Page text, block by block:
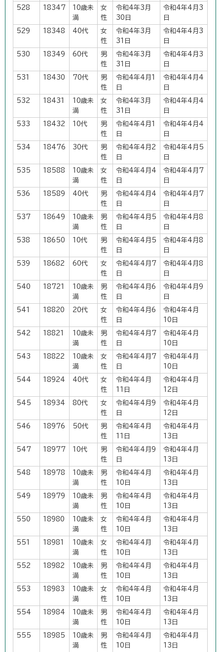
528 18347
10歳未
満
女
性
令和4年3月
30日
令和4年4月3
日
529 18348 40代
女
性
令和4年3月
31日
令和4年4月3
日
530 18349 60代
男
性
令和4年3月
31日
令和4年4月3
日
531 18430 70代
男
性
令和4年4月1
日
令和4年4月4
日
532 18431
10歳未
満
女
性
令和4年3月
31日
令和4年4月4
日
533 18432 10代
男
性
令和4年4月1
日
令和4年4月4
日
534 18476 30代
男
性
令和4年4月2
日
令和4年4月5
日
535 18588
10歳未
満
女
性
令和4年4月4
日
令和4年4月7
日
536 18589 40代
男
性
令和4年4月4
日
令和4年4月7
日
537 18649
10歳未
満
男
性
令和4年4月5
日
令和4年4月8
日
538 18650 10代
男
性
令和4年4月5
日
令和4年4月8
日
539 18682 60代
女
性
令和4年4月7
日
令和4年4月8
日
540 18721
10歳未
満
男
性
令和4年4月6
日
令和4年4月9
日
541 18820 20代
女
性
令和4年4月6
日
令和4年4月
10日
542 18821
10歳未
満
男
性
令和4年4月7
日
令和4年4月
10日
543 18822
10歳未
満
女
性
令和4年4月7
日
令和4年4月
10日
544 18924 40代
女
性
令和4年4月
11日
令和4年4月
12日
545 18934 80代
女
性
令和4年4月9
日
令和4年4月
12日
546 18976 50代
男
性
令和4年4月
11日
令和4年4月
13日
547 18977 10代
男
性
令和4年4月9
日
令和4年4月
13日
548 18978
10歳未
満
男
性
令和4年4月
10日
令和4年4月
13日
549 18979
10歳未
満
男
性
令和4年4月
10日
令和4年4月
13日
550 18980
10歳未
満
女
性
令和4年4月
10日
令和4年4月
13日
551 18981
10歳未
満
女
性
令和4年4月
10日
令和4年4月
13日
552 18982
10歳未
満
男
性
令和4年4月
10日
令和4年4月
13日
553 18983
10歳未
満
女
性
令和4年4月
10日
令和4年4月
13日
554 18984
10歳未
満
男
性
令和4年4月
10日
令和4年4月
13日
555 18985
10歳未
満
男
性
令和4年4月
10日
令和4年4月
13日